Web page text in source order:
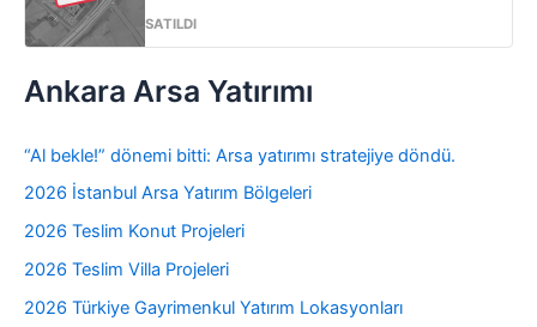
SATILDI
Ankara Arsa Yatırımı
“Al bekle!” dönemi bitti: Arsa yatırımı stratejiye döndü.
2026 İstanbul Arsa Yatırım Bölgeleri
2026 Teslim Konut Projeleri
2026 Teslim Villa Projeleri
2026 Türkiye Gayrimenkul Yatırım Lokasyonları